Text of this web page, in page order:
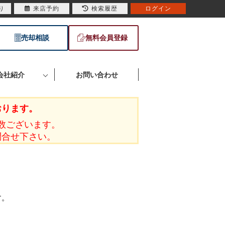
売却相談 無料会員登録
社紹介 お問い合わせ
ます。
ざいます。
せ下さい。
来店予約 検索履歴 ログイン